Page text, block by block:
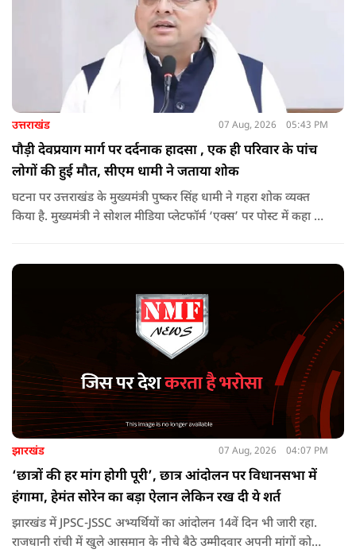
उत्तराखंड 07 Aug, 2026 05:43 PM
पौड़ी देवप्रयाग मार्ग पर दर्दनाक हादसा , एक ही परिवार के पांच
लोगों की हुई मौत, सीएम धामी ने जताया शोक
घटना पर उत्तराखंड के मुख्यमंत्री पुष्कर सिंह धामी ने गहरा शोक व्यक्त
किया है. मुख्यमंत्री ने सोशल मीडिया प्लेटफॉर्म ‘एक्स’ पर पोस्ट में कहा कि
उपचार तथा गंभीर रूप से घायलों को आवश्यकता पड़ने पर एयरलिफ्ट कर
उच्च चिकित्सा केंद्रों में रेफर करने के निर्देश दिए हैं.
झारखंड 07 Aug, 2026 04:07 PM
‘छात्रों की हर मांग होगी पूरी’, छात्र आंदोलन पर विधानसभा में
हंगामा, हेमंत सोरेन का बड़ा ऐलान लेकिन रख दी ये शर्त
झारखंड में JPSC-JSSC अभ्यर्थियों का आंदोलन 14वें दिन भी जारी रहा.
राजधानी रांची में खुले आसमान के नीचे बैठे उम्मीदवार अपनी मांगों को